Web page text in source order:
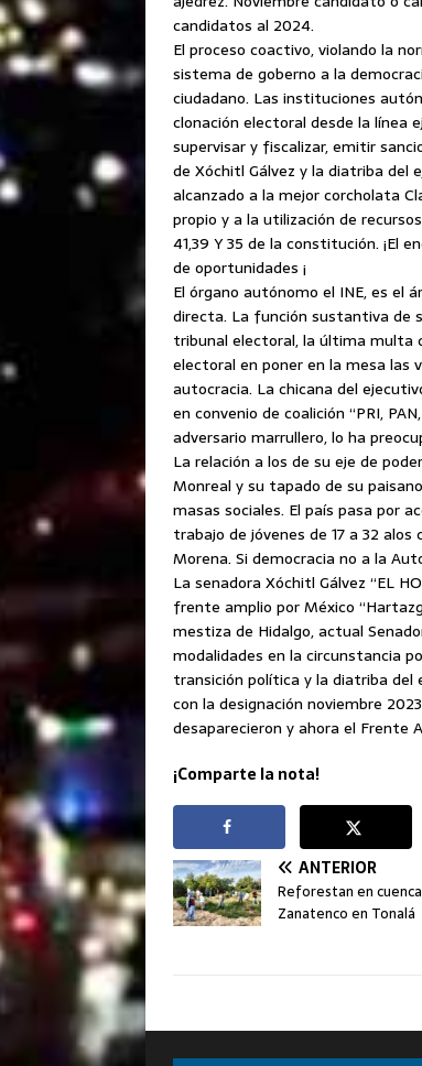
candidatos al 2024.
El proceso coactivo, violando la
sistema de goberno a la
ciudadano. Las instituciones
clonación electoral desde la línea
supervisar y fiscalizar, emitir
de Xóchitl Gálvez y la diatriba del
alcanzado a la mejor corcholata
propio y a la utilización de
41,39 Y 35 de la constitución. ¡El
de oportunidades ¡
El órgano autónomo el INE, es
directa. La función sustantiva de
tribunal electoral, la última multa
electoral en poner en la mesa las
autocracia. La chicana del
en convenio de coalición “PRI,
adversario marrullero, lo ha
La relación a los de su eje de
Monreal y su tapado de su
masas sociales. El país pasa por
trabajo de jóvenes de 17 a 32
Morena. Si democracia no a la
La senadora Xóchitl Gálvez “EL
frente amplio por México
mestiza de Hidalgo, actual
modalidades en la circunstancia
transición política y la diatriba
con la designación noviembre
desaparecieron y ahora el Frente
¡Comparte la nota!
ANTERIOR
Reforestan en
Zanatenco en Tonalá